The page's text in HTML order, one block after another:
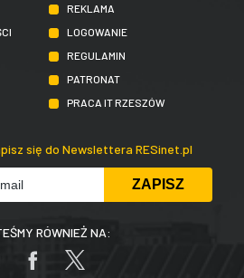
REKLAMA
LOGOWANIE
REGULAMIN
PATRONAT
PRACA IT RZESZÓW
się do Newslettera RESinet.pl
RÓWNIEŻ NA: